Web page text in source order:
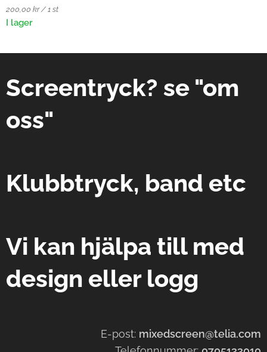
200,00 kr / 1 st
I lager
Screentryck? se "om
oss"
Klubbtryck, band etc
Vi kan hjälpa till med
design eller logg
E-post: mixedscreen@telia.com